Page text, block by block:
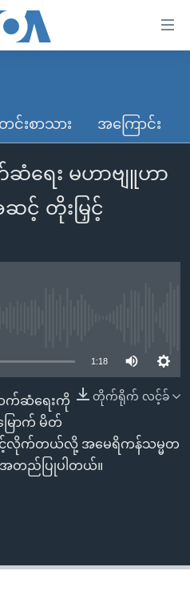
းစာသား အကြောင်း
ရေး မဟာဗျူဟာ
င့် တိုးမြှင့်
1:18
တိုက်ရိုက် လင့်ခ်
က်ဆံရေးကို
ောက် မိတ်
င့်လိုက်တယ်လို့ အမေရိကန်သမ္မတ
အတည်ပြုပါတယ်။